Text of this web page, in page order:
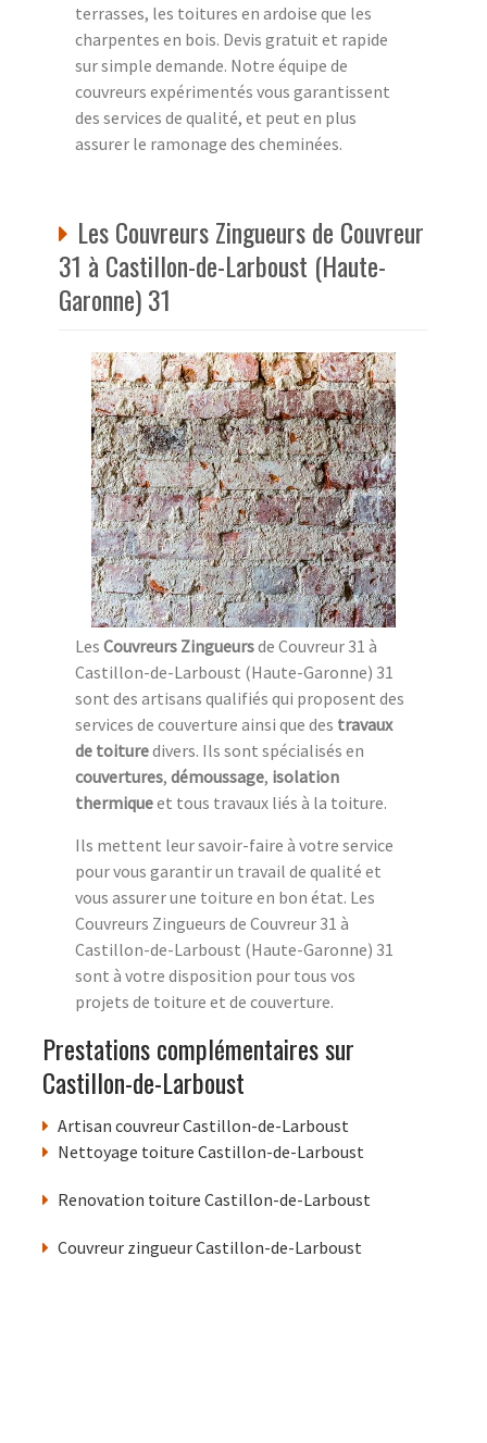
terrasses, les toitures en ardoise que les
charpentes en bois. Devis gratuit et rapide
sur simple demande. Notre équipe de
couvreurs expérimentés vous garantissent
des services de qualité, et peut en plus
assurer le ramonage des cheminées.
Les Couvreurs Zingueurs de Couvreur
31 à Castillon-de-Larboust (Haute-
Garonne) 31
Les Couvreurs Zingueursde Couvreur 31 à
Castillon-de-Larboust (Haute-Garonne) 31
sont des artisans qualifiés qui proposent des
services de couverture ainsi que des travaux
de toituredivers. Ils sont spécialisés en
couvertures, démoussage, isolation
thermiqueet tous travaux liés à la toiture.
Ils mettent leur savoir-faire à votre service
pour vous garantir un travail de qualité et
vous assurer une toiture en bon état. Les
Couvreurs Zingueurs de Couvreur 31 à
Castillon-de-Larboust (Haute-Garonne) 31
sont à votre disposition pour tous vos
projets de toiture et de couverture.
Prestations complémentaires sur
Castillon-de-Larboust
Artisan couvreur Castillon-de-Larboust
Nettoyage toiture Castillon-de-Larboust
Renovation toiture Castillon-de-Larboust
Couvreur zingueur Castillon-de-Larboust